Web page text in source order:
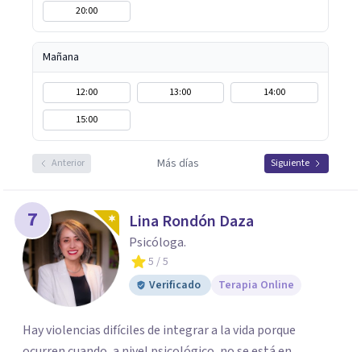
20:00
Mañana
12:00 13:00
14:00
15:00
Anterior Más días Siguiente
7 Lina Rondón Daza
Psicóloga.
5 / 5
Verificado
Terapia Online
Hay violencias difíciles de integrar a la vida porque